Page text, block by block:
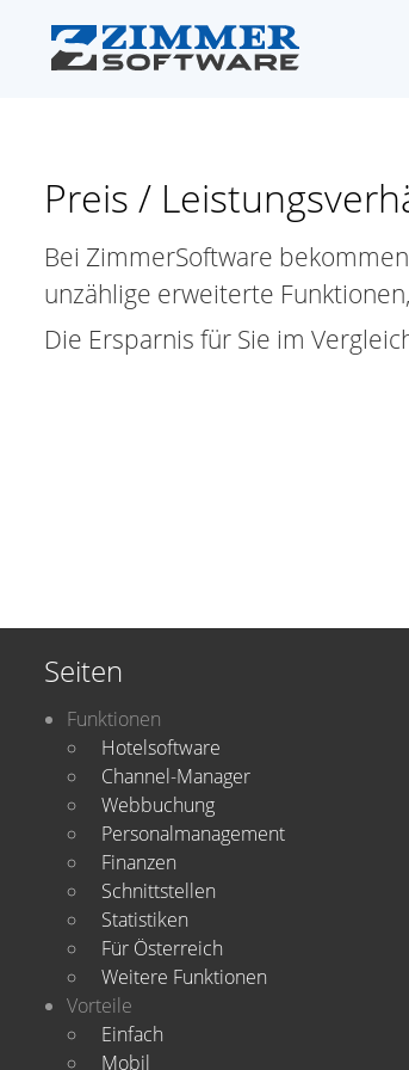
Preis /
Bei ZimmerSoftware
unzählige erweiterte
Die Ersparnis für Sie im
Seiten
Funktionen
Hotelsoftware
Channel-Manager
Webbuchung
Personalmanagement
Finanzen
Schnittstellen
Statistiken
Für Österreich
Weitere Funktionen
Vorteile
Einfach
Mobil